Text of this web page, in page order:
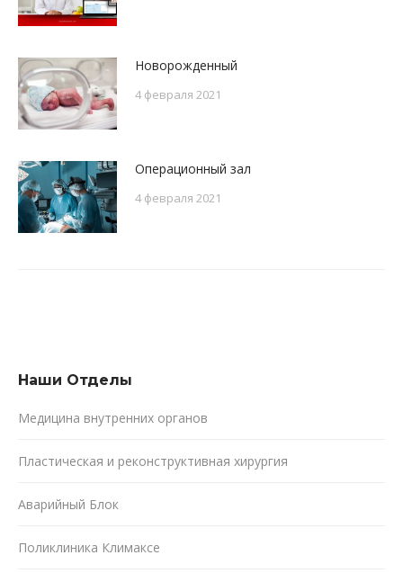
Новорожденный
4 февраля 2021
Операционный зал
4 февраля 2021
Наши Oтделы
Медицина внутренних органов
Пластическая и реконструктивная хирургия
Аварийный Блок
Поликлиника Климаксе